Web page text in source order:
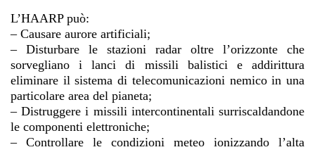
L’HAARP può:
– Causare aurore artificiali;
– Disturbare le stazioni radar oltre l’orizzonte che
sorvegliano i lanci di missili balistici e addirittura
eliminare il sistema di telecomunicazioni nemico in una
particolare area del pianeta;
–Distruggere i missili intercontinentali surriscaldandone
le componenti elettroniche;
– Controllare le condizioni meteo ionizzando l’alta